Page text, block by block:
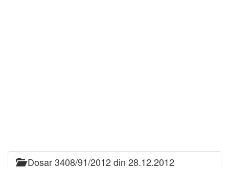
Dosar 3408/91/2012 din 28.12.2012